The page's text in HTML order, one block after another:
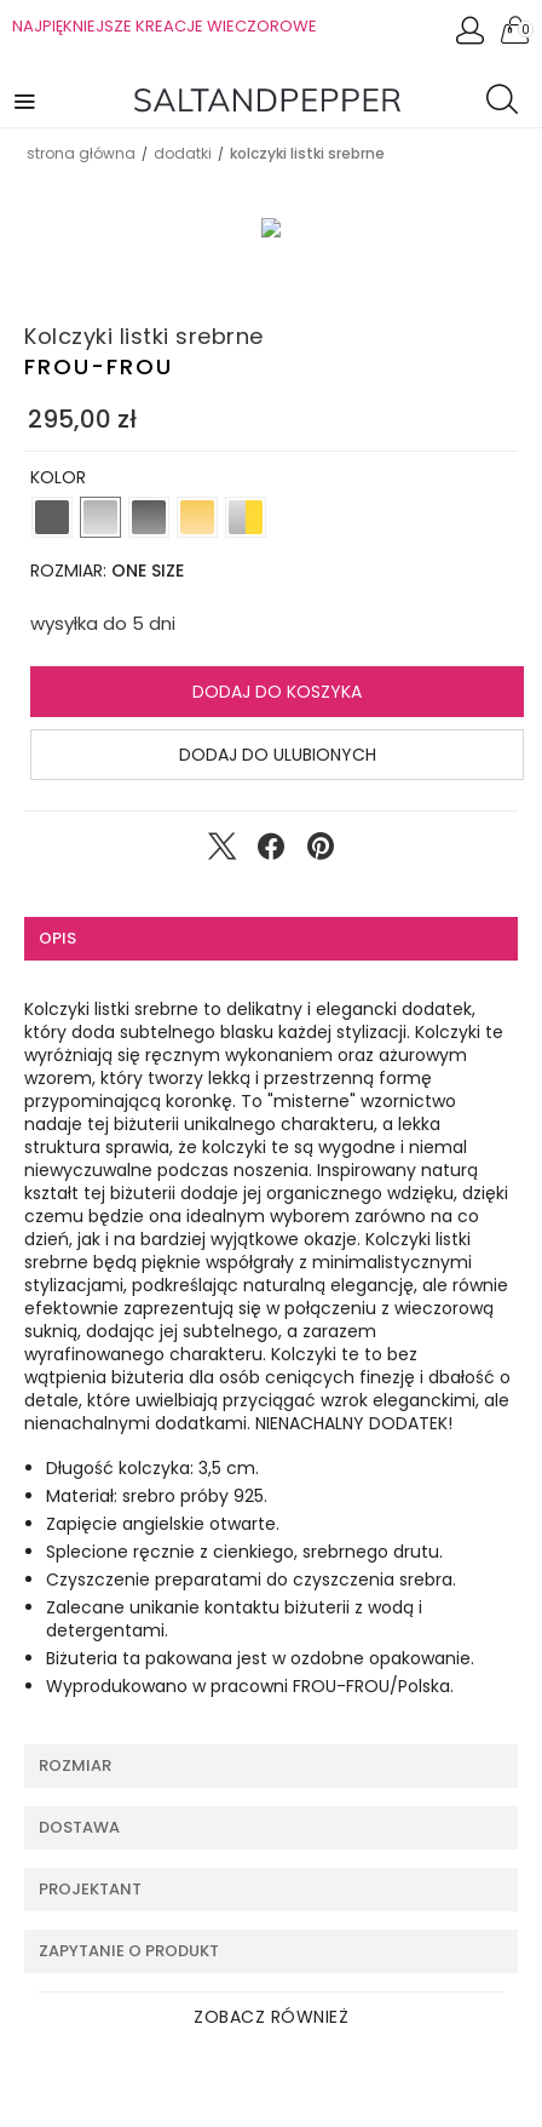
NAJPIĘKNIEJSZE KREACJE WIECZOROWE 0
strona główna / dodatki / kolczyki listki srebrne
Kolczyki listki srebrne
FROU-FROU
295,00 zł
KOLOR
ROZMIAR: ONE SIZE
wysyłka do 5 dni
DODAJ DO KOSZYKA
DODAJ DO ULUBIONYCH
OPIS
Kolczyki listki srebrne to delikatny i elegancki dodatek,
który doda subtelnego blasku każdej stylizacji. Kolczyki te
wyróżniają się ręcznym wykonaniem oraz ażurowym
wzorem, który tworzy lekką i przestrzenną formę
przypominającą koronkę. To "misterne" wzornictwo
nadaje tej biżuterii unikalnego charakteru, a lekka
struktura sprawia, że kolczyki te są wygodne i niemal
niewyczuwalne podczas noszenia. Inspirowany naturą
kształt tej biżuterii dodaje jej organicznego wdzięku, dzięki
czemu będzie ona idealnym wyborem zarówno na co
dzień, jak i na bardziej wyjątkowe okazje. Kolczyki listki
srebrne będą pięknie współgrały z minimalistycznymi
stylizacjami, podkreślając naturalną elegancję, ale równie
efektownie zaprezentują się w połączeniu z wieczorową
suknią, dodając jej subtelnego, a zarazem
wyrafinowanego charakteru. Kolczyki te to bez
wątpienia biżuteria dla osób ceniących finezję i dbałość o
detale, które uwielbiają przyciągać wzrok eleganckimi, ale
nienachalnymi dodatkami. NIENACHALNY DODATEK!
Długość kolczyka: 3,5 cm.
Materiał: srebro próby 925.
Zapięcie angielskie otwarte.
Splecione ręcznie z cienkiego, srebrnego drutu.
Czyszczenie preparatami do czyszczenia srebra.
Zalecane unikanie kontaktu biżuterii z wodą i
detergentami.
Biżuteria ta pakowana jest w ozdobne opakowanie.
Wyprodukowano w pracowni FROU-FROU/Polska.
ROZMIAR
DOSTAWA
PROJEKTANT
ZAPYTANIE O PRODUKT
ZOBACZ RÓWNIEŻ